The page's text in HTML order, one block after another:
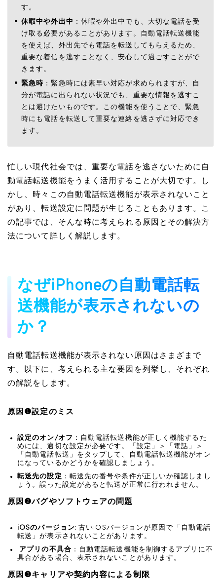
す。
休暇中や外出中 ：休暇や外出中でも、大切な電話を受
け取る必要があることがあります。自動電話転送機能
を使えば、外出先でも電話を転送してもらえるため、
重要な着信を逃すことなく、安心して過ごすことがで
きます。
緊急時 ：緊急時には素早い対応が求められますが、自
分が電話に出られない状況でも、重要な情報を逃すこ
とは避けたいものです。この機能を使うことで、緊急
時にも電話を転送して重要な連絡を逃さずに対応でき
ます。
忙しい現代社会では、重要な電話を逃さないために自
動電話転送機能をうまく活用することが大切です。し
かし、時々この自動電話転送機能が表示されないこと
があり、転送設定に問題が生じることもあります。こ
の記事では、そんな時に考えられる原因とその解決方
法について詳しく解説します。
なぜiPhoneの自動電話転
送機能が表示されないの
か？
自動電話転送機能が表示されない原因はさまざまで
す。以下に、考えられる主な要因を列挙し、それぞれ
の解説をします。
原因❶設定のミス
設定のオン/オフ ：自動電話転送機能が正しく機能するた
めには、適切な設定が必要です。「設定」＞「電話」＞
「自動電話転送」をタップして、自動電話転送機能がオン
になっているかどうかを確認しましょう。
転送先の設定 ：転送先の番号や条件が正しいか確認しまし
ょう。誤った設定があると転送が正常に行われません。
原因❷バグやソフトウェアの問題
iOSのバージョン: 古いiOSバージョンが原因で「自動電話
転送」が表示されないことがあります。
アプリの不具合 ：自動電話転送機能を制御するアプリに不
具合がある場合、表示されないことがあります。
原因❸キャリアや契約内容による制限